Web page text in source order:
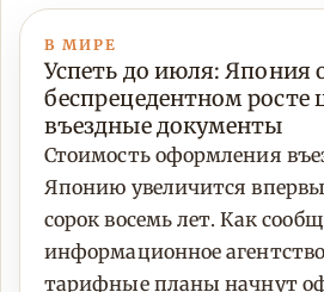
В МИРЕ
Успеть до июля: Япония
беспрецедентном росте
въездные документы
Стоимость оформления
Японию увеличится
сорок восемь лет. Как
информационное
тарифные планы начнут